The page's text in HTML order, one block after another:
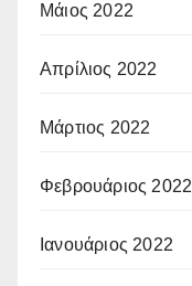
Μάιος 2022
Απρίλιος 2022
Μάρτιος 2022
Φεβρουάριος 2022
Ιανουάριος 2022